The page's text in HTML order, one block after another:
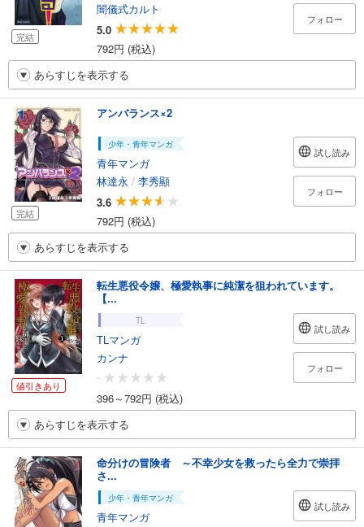
完結
闇儀式カルト
5.0
792円 (税込)
フォロー
あらすじを表示する
完結
アンバランス×2
少年・青年マンガ
青年マンガ
林達永 / 李秀顯
3.6
792円 (税込)
試し読み
フォロー
あらすじを表示する
値引きあり
転生悪役令嬢、極愛執事に純潔を狙われています。
【...
TL
TLマンガ
カンナ
-
396～792円 (税込)
試し読み
フォロー
あらすじを表示する
命分けの冒険者 ～不幸少女を救ったら全力で崇拝
さ...
少年・青年マンガ
青年マンガ
試し読み